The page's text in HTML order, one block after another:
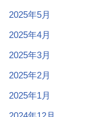
2025年5月
2025年4月
2025年3月
2025年2月
2025年1月